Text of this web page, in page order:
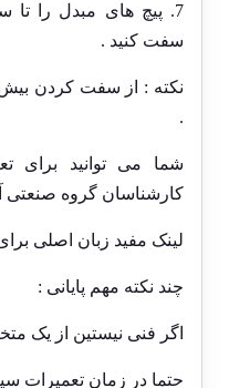
7. پیچ های مبدل را
سفت کنید .
نکته : از سفت کردن بیش
.
شما می توانید برای
کارشناسان گروه صنعتی
لینک مفید زبان اصلی
چند نکته مهم پایانی :
اگر فنی نیستین از یک
حتما در زمان تعمیرات